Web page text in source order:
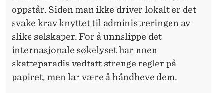
oppstår. Siden man ikke driver lokalt er det
svake krav knyttet til administreringen av
slike selskaper. For å unnslippe det
internasjonale søkelyset har noen
skatteparadis vedtatt strenge regler på
papiret, men lar være å håndheve dem.